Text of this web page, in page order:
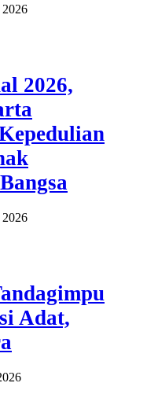
2026
2026,
2026
Adat,